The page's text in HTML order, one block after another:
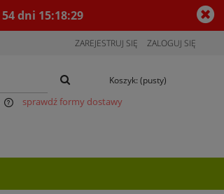
54dni 15:18:29
ZAREJESTRUJ SIĘ ZALOGUJ SIĘ
Koszyk: (pusty)
sprawdź formy dostawy